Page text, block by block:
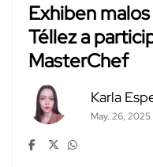
Exhiben
Téllez a
MasterChef
Karla
May. 26, 2025